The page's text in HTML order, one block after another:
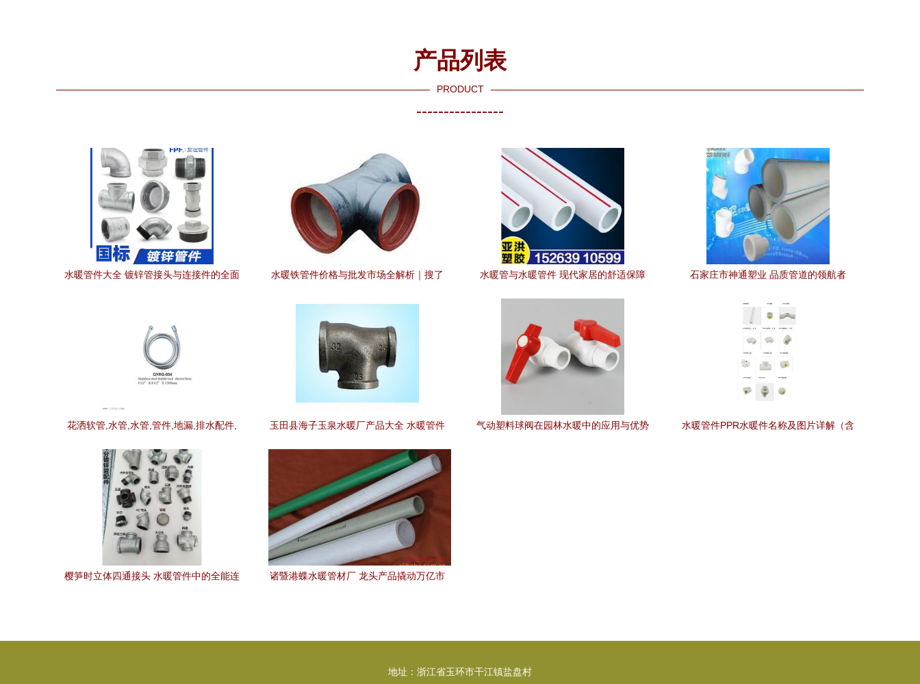
产品列表
PRODUCT
----------------
水暖管件大全 镀锌管接头与连接件的全面
水暖铁管件价格与批发市场全解析｜搜了
水暖管与水暖管件 现代家居的舒适保障 石家庄市神通塑业 品质管道的领航者
花洒软管,水管,水管,管件,地漏,排水配件,
水暖,中洁网,jieju
玉田县海子玉泉水暖厂产品大全 水暖管件
气动塑料球阀在园林水暖中的应用与优势
水暖管件PPR水暖件名称及图片详解（含
樱笋时立体四通接头 水暖管件中的全能连
诸暨港蝶水暖管材厂 龙头产品撬动万亿市
地址：浙江省玉环市干江镇盐盘村